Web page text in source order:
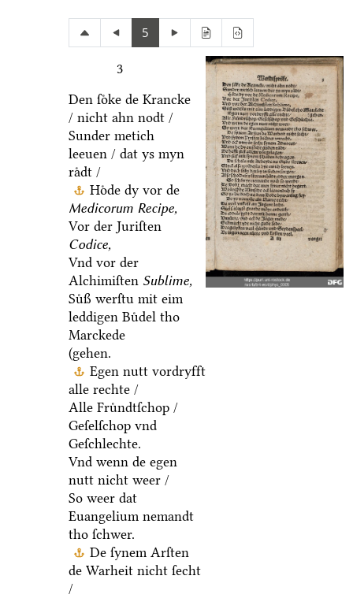
5
3
Den ſoͤke de Krancke
/ nicht ahn nodt /
Sunder metich
leeuen / dat ys myn
raͤdt /
Hoͤde dy vor de
Medicorum Recipe,
Vor der Juriſten
Codice,
Vnd vor der
Alchimiſten Sublime,
Suͤß werſtu mit eim
leddigen Buͤdel tho
Marckede
(gehen.
Egen nutt vordryfft
alle rechte /
Alle Fruͤndtſchop /
Geſelſchop vnd
Geſchlechte.
Vnd wenn de egen
nutt nicht weer /
So weer dat
Euangelium nemandt
tho ſchwer.
De ſynem Arſten
de Warheit nicht ſecht
/